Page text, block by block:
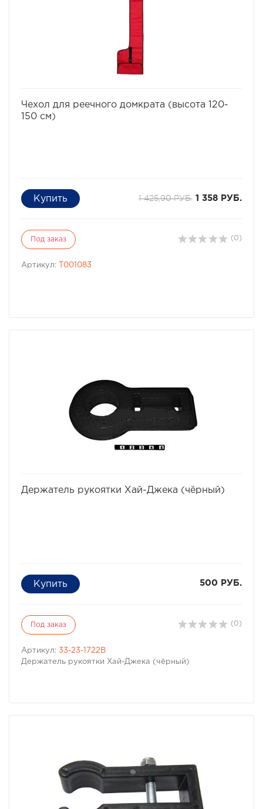
Чехол для реечного домкрата (высота 120-
150 см)
1 425,90 РУБ. 1 358 РУБ.
Под заказ (0)
Артикул: T001083
Держатель рукоятки Хай-Джека (чёрный)
500 РУБ.
Под заказ (0)
Артикул: 33-23-1722B
Держатель рукоятки Хай-Джека (чёрный)